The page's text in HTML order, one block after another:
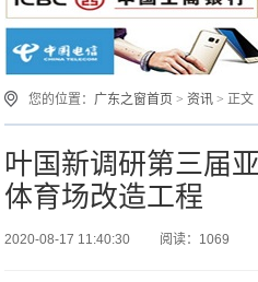
您的位置： 广东之窗首页 >资讯 > 正文
叶国新调研第三届
体育场改造工程
2020-08-17 11:40:30 阅读：1069